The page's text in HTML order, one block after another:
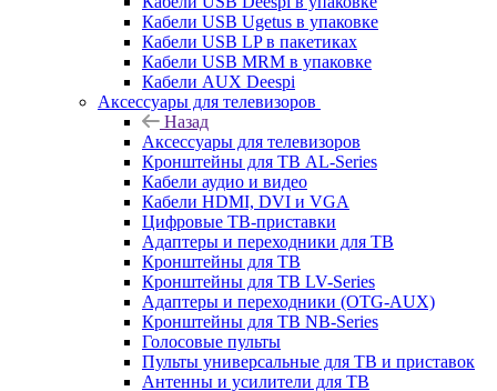
Кабели USB Ugetus в упаковке
Кабели USB LP в пакетиках
Кабели USB MRM в упаковке
Кабели AUX Deespi
Аксессуары для телевизоров
Назад
Аксессуары для телевизоров
Кронштейны для ТВ AL-Series
Кабели аудио и видео
Кабели HDMI, DVI и VGA
Цифровые ТВ-приставки
Адаптеры и переходники для ТВ
Кронштейны для ТВ
Кронштейны для ТВ LV-Series
Адаптеры и переходники (OTG-AUX)
Кронштейны для ТВ NB-Series
Голосовые пульты
Пульты универсальные для ТВ и приставок
Антенны и усилители для ТВ